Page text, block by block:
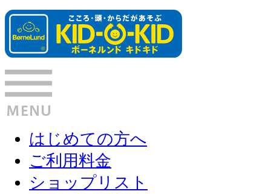
はじめての方へ
ご利用料金
ショップリスト